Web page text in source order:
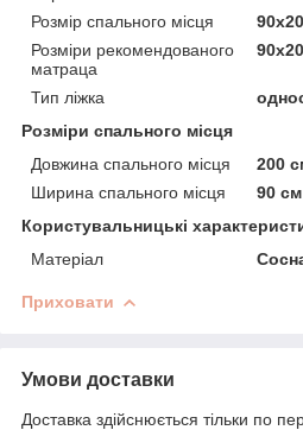
Розмір спального місця
Розміри рекомендованого
матраца
Тип ліжка
Розміри спального місця
Довжина спального місця
200
Ширина спального місця
90 см
Користувальницькі
Матеріал
Приховати
Умови доставки
Доставка здійснюється тільки по